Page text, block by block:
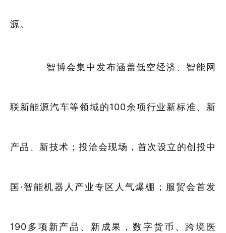
源。
智博会集中发布涵盖低空经济、智能网
联新能源汽车等领域的100余项行业新标准、新
产品、新技术；投洽会现场，首次设立的创投中
国·智能机器人产业专区人气爆棚；服贸会首发
190多项新产品、新成果，数字货币、跨境医